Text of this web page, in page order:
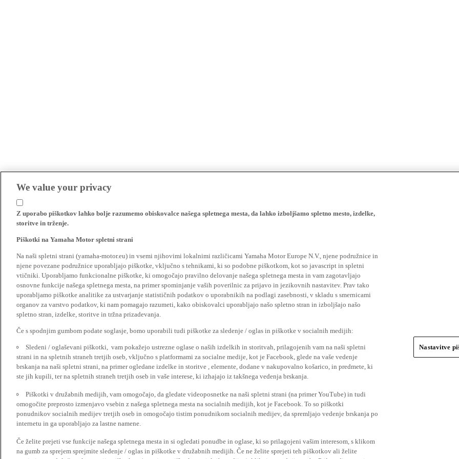
We value your privacy
Z uporabo piškotkov lahko bolje razumemo obiskovalce našega spletnega mesta, da lahko izboljšamo spletno mesto, izdelke,
storitve in trženje.
Piškotki na Yamaha Motor spletni strani
Na naši spletni strani (yamaha-motor.eu) in vsemi njihovimi lokalnimi različicami Yamaha Motor Europe N.V., njene podružnice in
njene povezane podružnice uporabljajo piškotke, vključno s tehnikami, ki so podobne piškotkom, kot so javascript in spletni
vtičniki. Uporabljamo funkcionalne piškotke, ki omogočajo pravilno delovanje našega spletnega mesta in vam zagotavljajo
osnovne funkcije našega spletnega mesta, na primer spominjanje vaših poverilnic za prijavo in jezikovnih nastavitev. Prav tako
uporabljamo piškotke analitike za ustvarjanje statističnih podatkov o uporabnikih na podlagi zasebnosti, v skladu s smernicami
organov za varstvo podatkov, ki nam pomagajo razumeti, kako obiskovalci uporabljajo našo spletno stran in izboljšajo našo
spletno stran, izdelke, storitve in tržna prizadevanja.
Če s spodnjim gumbom podate soglasje, bomo uporabili tudi piškotke za sledenje / oglas in piškotke v socialnih medijih:
Sledeni / oglaševani piškotki, vam pokažejo ustrezne oglase o naših izdelkih in storitvah, prilagojenih vam na naši spletni
strani in na spletnih straneh tretjih oseb, vključno s platformami za socialne medije, kot je Facebook, glede na vaše vedenje
brskanja na naši spletni strani, na primer ogledane izdelke in storitve , elemente, dodane v nakupovalno košarico, in predmete, ki
ste jih kupili, ter na spletnih straneh tretjih oseb in vaše interese, ki izhajajo iz takšnega vedenja brskanja.
Piškotki v družabnih medijih, vam omogočajo, da gledate videoposnetke na naši spletni strani (na primer YouTube) in tudi
omogočite preprosto izmenjavo vsebin z našega spletnega mesta na socialnih medijih, kot je Facebook. To so piškotki
ponudnikov socialnih medijev tretjih oseb in omogočajo tistim ponudnikom socialnih medijev, da spremljajo vedenje brskanja po
internetu in ga uporabljajo za lastne namene.
Če želite prejeti vse funkcije našega spletnega mesta in si ogledati ponudbe in oglase, ki so prilagojeni vašim interesom, s klikom
na gumb za sprejem sprejmite sledenje / oglas in piškotke v družabnih medijih. Če ne želite sprejeti teh piškotkov ali želite
Nastavitve